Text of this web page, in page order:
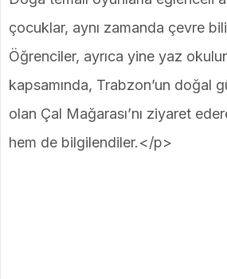
çocuklar, aynı zamanda çevre
Öğrenciler, ayrıca yine yaz
kapsamında, Trabzon’un doğal
olan Çal Mağarası’nı ziyaret
hem de bilgilendiler.</p>